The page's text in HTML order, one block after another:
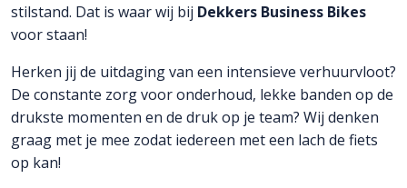
stilstand. Dat is waar wij bij Dekkers Business Bikes
voor staan!
Herken jij de uitdaging van een intensieve verhuurvloot?
De constante zorg voor onderhoud, lekke banden op de
drukste momenten en de druk op je team? Wij denken
graag met je mee zodat iedereen met een lach de fiets
op kan!